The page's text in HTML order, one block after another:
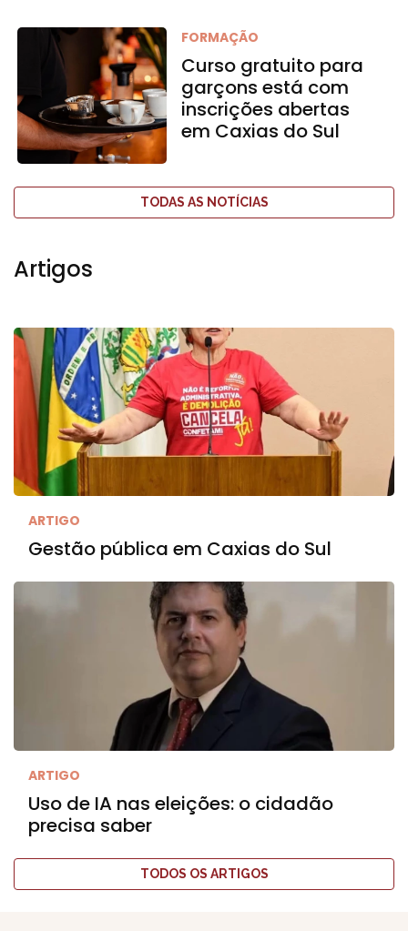
FORMAÇÃO
Curso gratuito para
garçons está com
inscrições abertas
em Caxias do Sul
TODAS AS NOTÍCIAS
Artigos
ARTIGO
Gestão pública em Caxias do Sul
ARTIGO
Uso de IA nas eleições: o cidadão
precisa saber
TODOS OS ARTIGOS